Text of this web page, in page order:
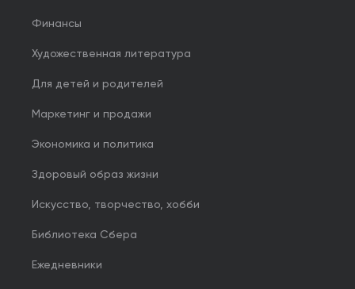
Финансы
Художественная литература
Для детей и родителей
Маркетинг и продажи
Экономика и политика
Здоровый образ жизни
Искусство, творчество, хобби
Библиотека Сбера
Ежедневники